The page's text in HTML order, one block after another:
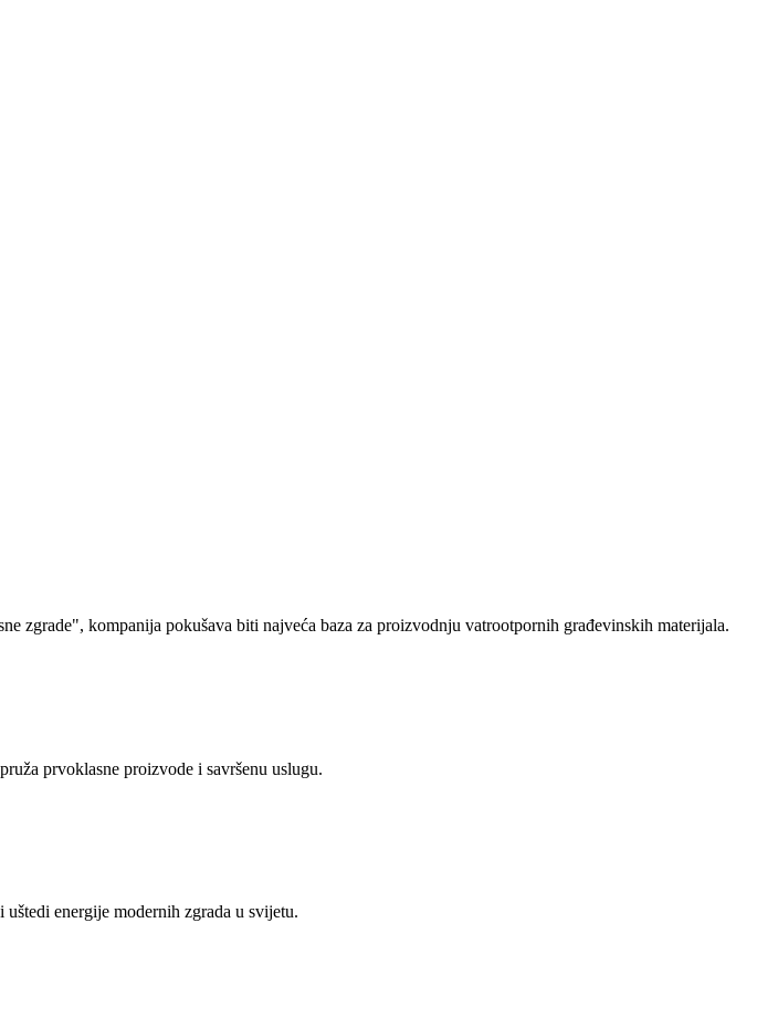
zgrade", kompanija pokušava biti najveća baza za proizvodnju vatrootpornih građevinskih materijala.
prvoklasne proizvode i savršenu uslugu.
energije modernih zgrada u svijetu.